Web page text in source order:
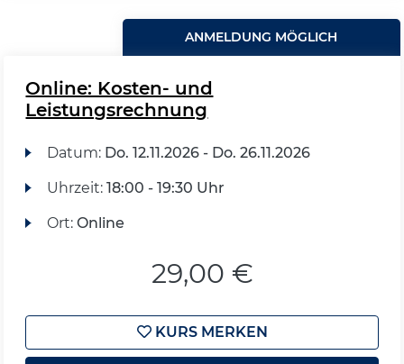
ANMELDUNG MÖGLICH
Online: Kosten- und
Leistungsrechnung
Datum: Do. 12.11.2026 - Do. 26.11.2026
Uhrzeit: 18:00 - 19:30 Uhr
Ort: Online
29,00 €
KURS MERKEN